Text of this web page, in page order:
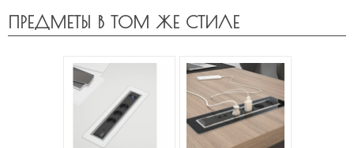
ПРЕДМЕТЫ В ТОМ ЖЕ СТИЛЕ